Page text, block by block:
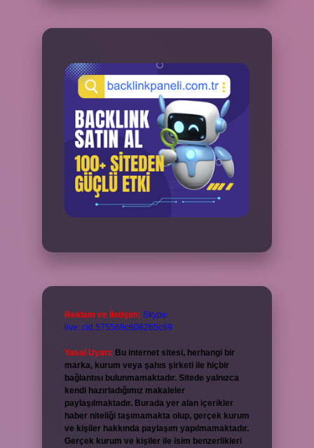
Reklam ve İletişim: Skype:
live:.cid.575569c608265c69
Yasal Uyarı: Bu internet sitesi, herhangi bir
marka, kurum veya şahıs şirketi ile hiçbir
bağlantısı bulunmamaktadır. Sitede yalnızca
kendi hazırladığımız makaleler
paylaşılmaktadır. Burada yer alan içerikler
haber niteliği taşımamakta olup, gerçek kurum
ve kişiler hakkında paylaşım yapılmamaktadır.
Gerçek kurum ve kişiler ile isim benzerlikleri